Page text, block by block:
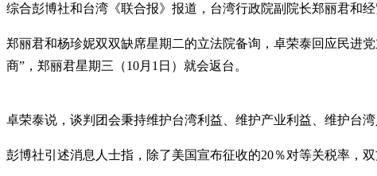
综合彭博社和台湾《联合报》报道，台湾行政院副院长郑丽君和
郑丽君和杨珍妮双双缺席星期二的立法院备询，卓荣泰回应民进
商”，郑丽君星期三（10月1日）就会返台。
卓荣泰说，谈判团会秉持维护台湾利益、维护产业利益、维护台
彭博社引述消息人士指，除了美国宣布征收的20％对等关税率，